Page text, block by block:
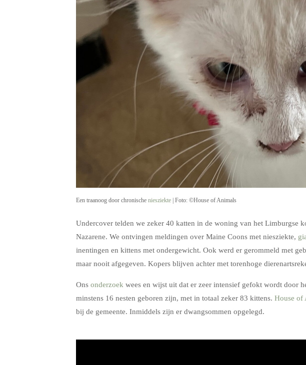
Een traanoog door chronische niesziekte | Foto: ©House of Animals
Undercover telden we zeker 40 katten in de woning van het Limburgse
Nazarene. We ontvingen meldingen over Maine Coons met niesziekte,
inentingen en kittens met ondergewicht. Ook werd er gerommeld met
maar nooit afgegeven. Kopers blijven achter met torenhoge
Ons onderzoek wees en wijst uit dat er zeer intensief gefokt wordt door
minstens 16 nesten geboren zijn, met in totaal zeker 83 kittens. House of
bij de gemeente. Inmiddels zijn er dwangsommen opgelegd.